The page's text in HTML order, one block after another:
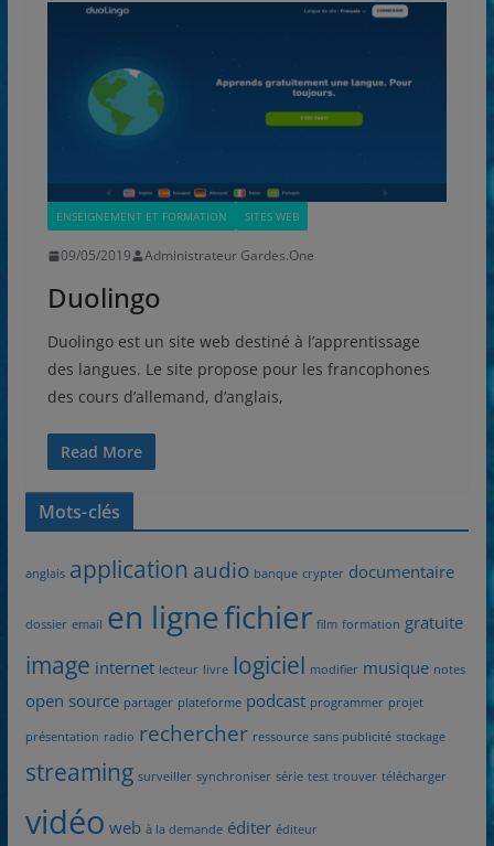
ENSEIGNEMENT ET FORMATION SITES WEB
09/05/2019 Administrateur Gardes.One
Duolingo
Duolingo est un site web destiné à l’apprentissage
des langues. Le site propose pour les francophones
des cours d’allemand, d’anglais,
Read More
Mots-clés
anglais application audio banque crypter documentaire
dossier email en lignefichier film formation gratuite
image internet lecteur livre logiciel modifier musique notes
open source partager plateforme podcast programmer projet
présentation radio rechercher ressource sans publicité stockage
streaming surveiller synchroniser série test trouver télécharger
vidéo web à la demande éditer éditeur